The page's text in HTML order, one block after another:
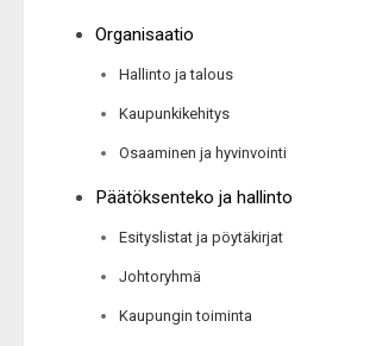
Organisaatio
Hallinto ja talous
Kaupunkikehitys
Osaaminen ja hyvinvointi
Päätöksenteko ja hallinto
Esityslistat ja pöytäkirjat
Johtoryhmä
Kaupungin toiminta